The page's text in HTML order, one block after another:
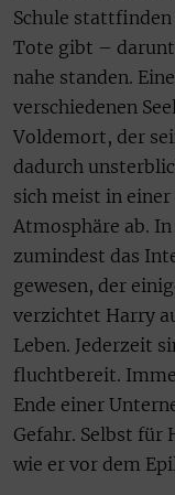
Schule stattfinden
Tote gibt –
nahe standen.
verschiedenen
Voldemort, der
dadurch
sich meist in
Atmosphäre ab.
zumindest das
gewesen, der
verzichtet Harry
Leben. Jederzeit
fluchtbereit.
Ende einer
Gefahr. Selbst für
wie er vor dem